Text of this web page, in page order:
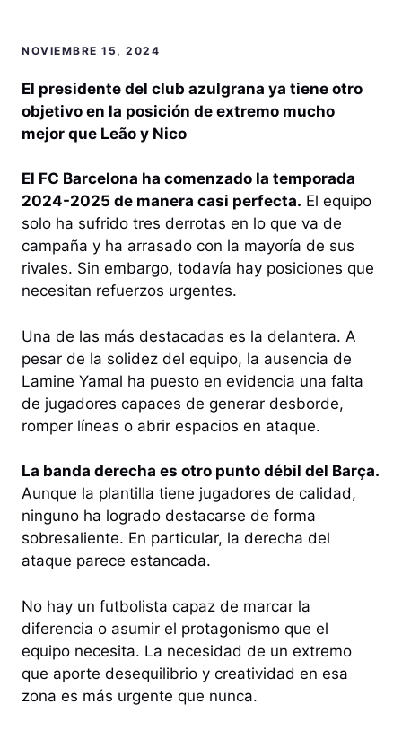
NOVIEMBRE 15, 2024
El presidente del club azulgrana ya tiene otro
objetivo en la posición de extremo mucho
mejor que Leão y Nico
El FC Barcelona ha comenzado la temporada
2024-2025 de manera casi perfecta. El equipo
solo ha sufrido tres derrotas en lo que va de
campaña y ha arrasado con la mayoría de sus
rivales. Sin embargo, todavía hay posiciones que
necesitan refuerzos urgentes.
Una de las más destacadas es la delantera. A
pesar de la solidez del equipo, la ausencia de
Lamine Yamal ha puesto en evidencia una falta
de jugadores capaces de generar desborde,
romper líneas o abrir espacios en ataque.
La banda derecha es otro punto débil del Barça.
Aunque la plantilla tiene jugadores de calidad,
ninguno ha logrado destacarse de forma
sobresaliente. En particular, la derecha del
ataque parece estancada.
No hay un futbolista capaz de marcar la
diferencia o asumir el protagonismo que el
equipo necesita. La necesidad de un extremo
que aporte desequilibrio y creatividad en esa
zona es más urgente que nunca.